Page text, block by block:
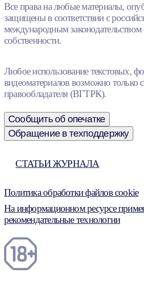
Все права на любые материалы,
защищены в соответствии с
международным законодательством
собственности.
Любое использование текстовых,
видеоматериалов возможно только с
правообладателя (ВГТРК).
Сообщить об опечатке
Обращение в техподдержку
СТАТЬИ ЖУРНАЛА
Политика обработки файлов cookie
На информационном ресурсе
рекомендательные технологии